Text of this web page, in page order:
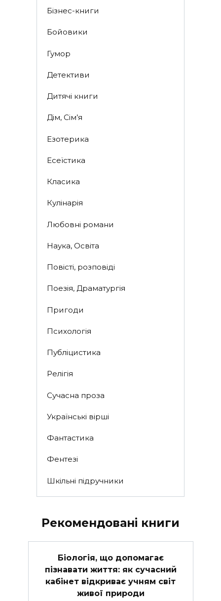
Бізнес-книги
Бойовики
Гумор
Детективи
Дитячі книги
Дім, Сім’я
Езотерика
Есеїстика
Класика
Кулінарія
Любовні романи
Наука, Освіта
Повісті, розповіді
Поезія, Драматургія
Пригоди
Психологія
Публіцистика
Релігія
Сучасна проза
Українські вірші
Фантастика
Фентезі
Шкільні підручники
Рекомендовані книги
Біологія, що допомагає
пізнавати життя: як сучасний
кабінет відкриває учням світ
живої природи